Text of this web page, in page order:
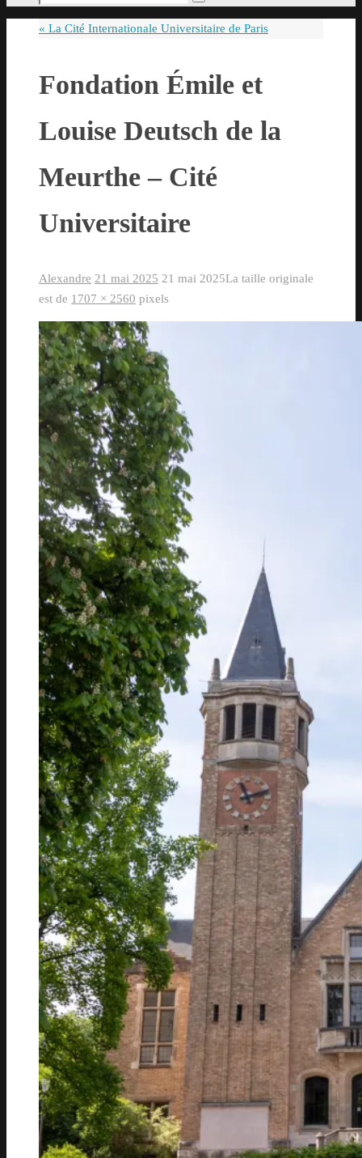
:
Rechercher
« La Cité Internationale Universitaire de Paris
Fondation Émile et
Louise Deutsch de la
Meurthe – Cité
Universitaire
Alexandre 21 mai 2025 21 mai 2025La taille originale
est de 1707 × 2560 pixels